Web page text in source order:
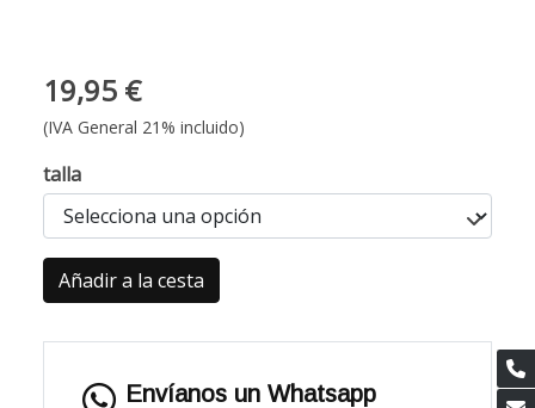
19,95 €
(IVA General 21% incluido)
talla
Añadir a la cesta
Envíanos un Whatsapp